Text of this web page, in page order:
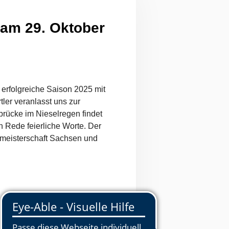
29. Oktober
Saison 2025 mit
veranlasst uns zur
im Nieselregen findet
Rede feierliche Worte. Der
Sachsen und